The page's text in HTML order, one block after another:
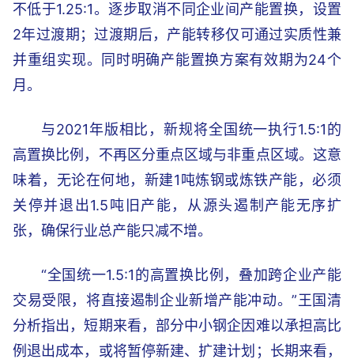
不低于1.25:1。逐步取消不同企业间产能置换，设置
2年过渡期；过渡期后，产能转移仅可通过实质性兼
并重组实现。同时明确产能置换方案有效期为24个
月。
与2021年版相比，新规将全国统一执行1.5:1的
高置换比例，不再区分重点区域与非重点区域。这意
味着，无论在何地，新建1吨炼钢或炼铁产能，必须
关停并退出1.5吨旧产能，从源头遏制产能无序扩
张，确保行业总产能只减不增。
“全国统一1.5:1的高置换比例，叠加跨企业产能
交易受限，将直接遏制企业新增产能冲动。”王国清
分析指出，短期来看，部分中小钢企因难以承担高比
例退出成本，或将暂停新建、扩建计划；长期来看，